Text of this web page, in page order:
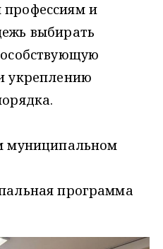
и
выбирать
укреплению
муниципальном
программа